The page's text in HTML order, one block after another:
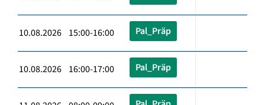
10.08.2026 15:00-16:00 Pal_Präp
10.08.2026 16:00-17:00 Pal_Präp